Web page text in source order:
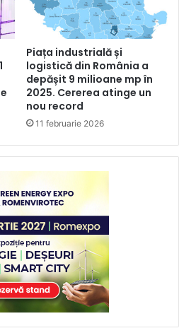
Piața industrială și
logistică din România a
depășit 9 milioane mp în
2025. Cererea atinge un
nou record
11 februarie 2026